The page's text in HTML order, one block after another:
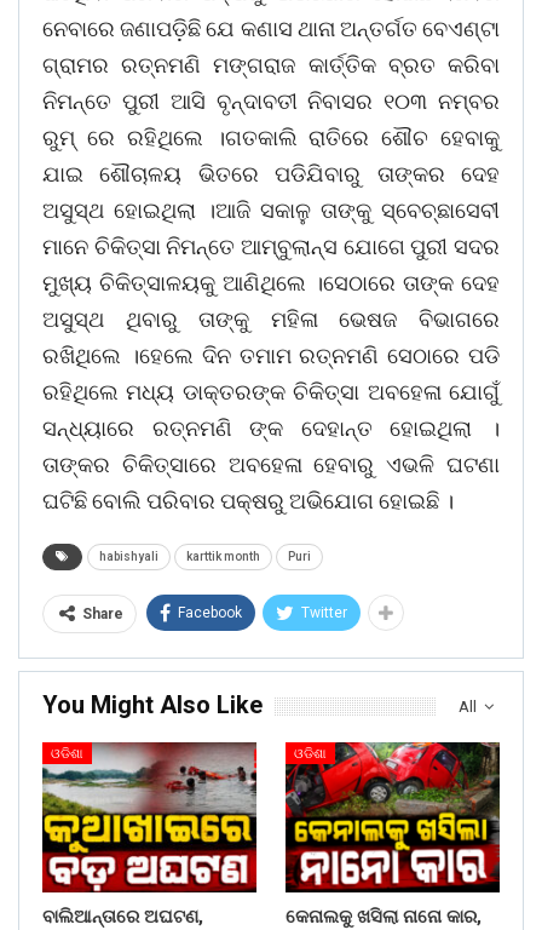
ନେବାରେ ଜଣାପଡ଼ିଛି ଯେ କଣାସ ଥାନା ଅନ୍ତର୍ଗତ ବେଏଣ୍ଟା
ଗ୍ରାମର ରତ୍ନମଣି ମଙ୍ଗରାଜ କାର୍ତ୍ତିକ ବ୍ରତ କରିବା
ନିମନ୍ତେ ପୁରୀ ଆସି ବୃନ୍ଦାବତୀ ନିବାସର ୧୦୩ ନମ୍ବର
ରୁମ୍ ରେ ରହିଥିଲେ ।ଗତକାଲି ରାତିରେ ଶୌଚ ହେବାକୁ
ଯାଇ ଶୌଚାଳୟ ଭିତରେ ପଡିଯିବାରୁ ତାଙ୍କର ଦେହ
ଅସୁସ୍ଥ ହୋଇଥିଲା ।ଆଜି ସକାଳୁ ତାଙ୍କୁ ସ୍ବେଚ୍ଛାସେବୀ
ମାନେ ଚିକିତ୍ସା ନିମନ୍ତେ ଆମ୍ବୁଲାନ୍ସ ଯୋଗେ ପୁରୀ ସଦର
ମୁଖ୍ୟ ଚିକିତ୍ସାଳୟକୁ ଆଣିଥିଲେ ।ସେଠାରେ ତାଙ୍କ ଦେହ
ଅସୁସ୍ଥ ଥିବାରୁ ତାଙ୍କୁ ମହିଳା ଭେଷଜ ବିଭାଗରେ
ରଖିଥିଲେ ।ହେଲେ ଦିନ ତମାମ ରତ୍ନମଣି ସେଠାରେ ପଡି
ରହିଥିଲେ ମଧ୍ୟ ଡାକ୍ତରଙ୍କ ଚିକିତ୍ସା ଅବହେଳା ଯୋଗୁଁ
ସନ୍ଧ୍ୟାରେ ରତ୍ନମଣି ଙ୍କ ଦେହାନ୍ତ ହୋଇଥିଲା ।
ତାଙ୍କର ଚିକିତ୍ସାରେ ଅବହେଳା ହେବାରୁ ଏଭଳି ଘଟଣା
ଘଟିଛି ବୋଲି ପରିବାର ପକ୍ଷରୁ ଅଭିଯୋଗ ହୋଇଛି ।
habishyali karttik month Puri
Share Facebook Twitter
All
You Might Also Like
ଓଡିଶା
ବାଲିଆନ୍ତାରେ ଅଘଟଣ,
ଓଡିଶା
କେନାଲକୁ ଖସିଲା ନାନୋ କାର,